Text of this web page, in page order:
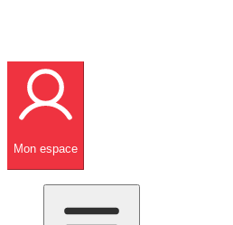
Mon espace